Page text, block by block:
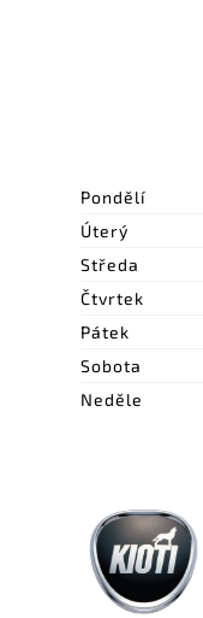
Pondělí
Úterý
Středa
Čtvrtek
Pátek
Sobota
Neděle